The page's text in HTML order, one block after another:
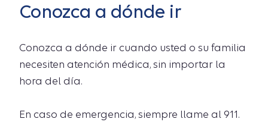
Conozca a dónde ir
Conozca a dónde ir cuando usted o su familia
necesiten atención médica, sin importar la
hora del día.
En caso de emergencia, siempre llame al 911.